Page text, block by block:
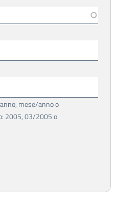
mese/anno o
2005, 03/2005 o